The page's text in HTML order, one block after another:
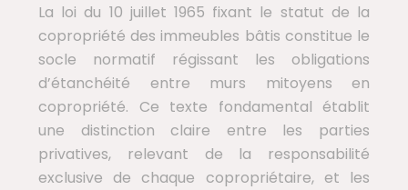
La loi du 10 juillet 1965 fixant le statut de la
copropriété des immeubles bâtis constitue le
socle normatif régissant les obligations
d’étanchéité entre murs mitoyens en
copropriété. Ce texte fondamental établit
une distinction claire entre les parties
privatives, relevant de la responsabilité
exclusive de chaque copropriétaire, et les